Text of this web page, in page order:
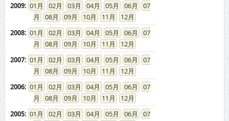
08
09 10 11
12
01 02 03 04 05 06
08
09 10 11
12
01 02 03 04 05 06
08
09 10 11
12
01 02 03 04 05 06
08
09 10 11
12
01 02 03 04 05 06
08
09 10 11
12